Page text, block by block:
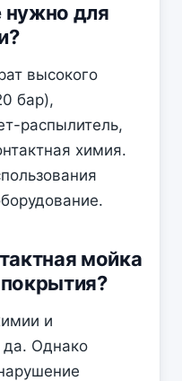
нужно для
высокого
бар),
распылитель,
химия.
мойка
и
Однако